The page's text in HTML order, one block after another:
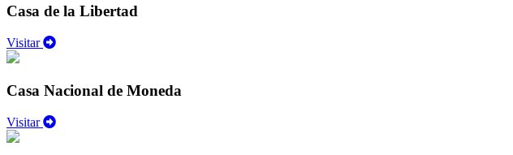
Casa de la Libertad
Visitar
Casa Nacional de Moneda
Visitar